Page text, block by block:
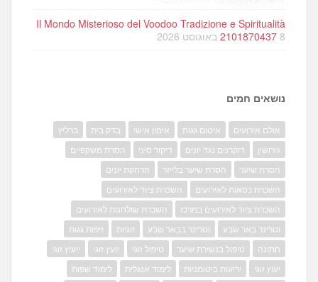
Il Mondo Misterioso del Voodoo Tradizione e Spiritualità
2101870437 8 באוגוסט 2026
נושאים חמים
אולם אירועים איטום גגות אימון אישי בדק בית
ברליץ
גירושין
דוקרנים נגד יונים דיקור סיני
הסרת משקפיים
הסרת שיער
הסרת שיער בלייזר
הרחקת יונים
השכרת כסאות לאירועים
השכרת ציוד לאירועים
השכרת ציוד לאירועים במרכז
השכרת שולחנות לאירועים
וטרינר באר שבע
וטרינר בבאר שבע זוגיות
זיפות גגות
חתונה
טיפול בנשירת שיער טיפול זוגי יועץ זוגי
ייעוץ זוגי
יעוץ זוגי
יריעות ביטומניות לימוד אנגלית
לימוד שפות